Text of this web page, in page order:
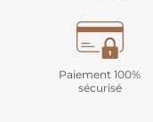
Paiement 100%
sécurisé